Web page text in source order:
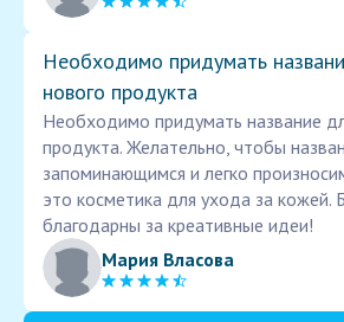
Необходимо придумать
нового продукта
Необходимо придумать название
продукта. Желательно, чтобы
запоминающимся и легко
это косметика для ухода за кожей.
благодарны за креативные идеи!
Мария Власова